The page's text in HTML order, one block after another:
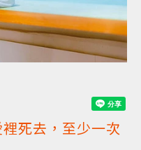
死去，至少一次